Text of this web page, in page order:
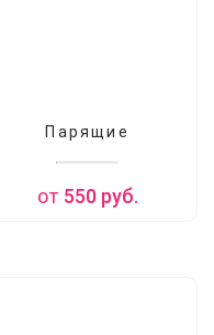
Парящие
от 550руб.